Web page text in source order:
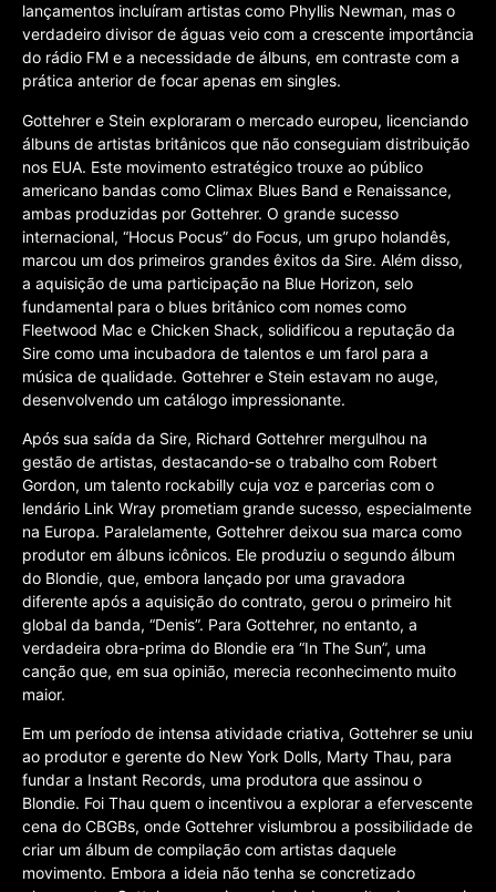
lançamentos incluíram artistas como Phyllis Newman, mas o
verdadeiro divisor de águas veio com a crescente importância
do rádio FM e a necessidade de álbuns, em contraste com a
prática anterior de focar apenas em singles.
Gottehrer e Stein exploraram o mercado europeu, licenciando
álbuns de artistas britânicos que não conseguiam distribuição
nos EUA. Este movimento estratégico trouxe ao público
americano bandas como Climax Blues Band e Renaissance,
ambas produzidas por Gottehrer. O grande sucesso
internacional, “Hocus Pocus” do Focus, um grupo holandês,
marcou um dos primeiros grandes êxitos da Sire. Além disso,
a aquisição de uma participação na Blue Horizon, selo
fundamental para o blues britânico com nomes como
Fleetwood Mac e Chicken Shack, solidificou a reputação da
Sire como uma incubadora de talentos e um farol para a
música de qualidade. Gottehrer e Stein estavam no auge,
desenvolvendo um catálogo impressionante.
Após sua saída da Sire, Richard Gottehrer mergulhou na
gestão de artistas, destacando-se o trabalho com Robert
Gordon, um talento rockabilly cuja voz e parcerias com o
lendário Link Wray prometiam grande sucesso, especialmente
na Europa. Paralelamente, Gottehrer deixou sua marca como
produtor em álbuns icônicos. Ele produziu o segundo álbum
do Blondie, que, embora lançado por uma gravadora
diferente após a aquisição do contrato, gerou o primeiro hit
global da banda, “Denis”. Para Gottehrer, no entanto, a
verdadeira obra-prima do Blondie era “In The Sun”, uma
canção que, em sua opinião, merecia reconhecimento muito
maior.
Em um período de intensa atividade criativa, Gottehrer se uniu
ao produtor e gerente do New York Dolls, Marty Thau, para
fundar a Instant Records, uma produtora que assinou o
Blondie. Foi Thau quem o incentivou a explorar a efervescente
cena do CBGBs, onde Gottehrer vislumbrou a possibilidade de
criar um álbum de compilação com artistas daquele
movimento. Embora a ideia não tenha se concretizado